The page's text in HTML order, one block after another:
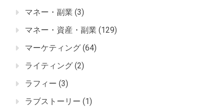
マネー・副業 (3)
マネー・資産・副業 (129)
マーケティング (64)
ライティング (2)
ラフィー (3)
ラブストーリー (1)